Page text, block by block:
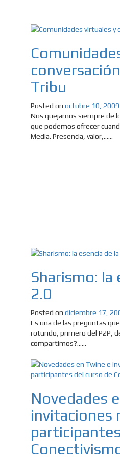
Tribu
Posted on octubre 10, 2009
Nos quejamos siempre de
que podemos ofrecer
Media. Presencia, valor,......
Sharismo: la
2.0
Posted on diciembre 17,
Es una de las preguntas
rotundo, primero del P2P,
compartimos?......
Novedades
invitaciones